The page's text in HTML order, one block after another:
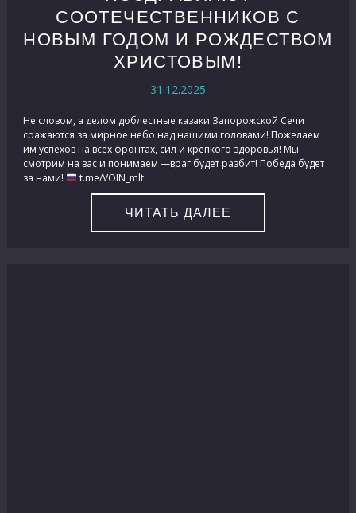
СООТЕЧЕСТВЕННИКОВ С
НОВЫМ ГОДОМ И РОЖДЕСТВОМ
ХРИСТОВЫМ!
31.12.2025
Не словом, а делом доблестные казаки Запорожской Сечи
сражаются за мирное небо над нашими головами! Пожелаем
им успехов на всех фронтах, сил и крепкого здоровья! Мы
смотрим на вас и понимаем —враг будет разбит! Победа будет
за нами!
t.me/VOIN_mlt
ЧИТАТЬ ДАЛЕЕ